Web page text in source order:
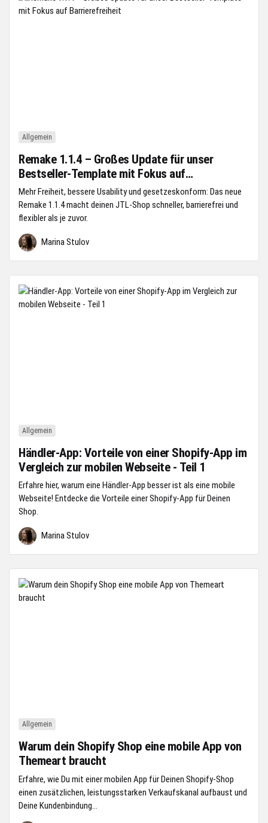
Allgemein
Remake 1.1.4 – Großes Update für unser
Bestseller-Template mit Fokus auf
Barrierefreiheit
Mehr Freiheit, bessere Usability und gesetzeskonform: Das neue
Remake 1.1.4 macht deinen JTL-Shop schneller, barrierefrei und
flexibler als je zuvor.
Marina Stulov
Allgemein
Händler-App: Vorteile von einer Shopify-App im
Vergleich zur mobilen Webseite - Teil 1
Erfahre hier, warum eine Händler-App besser ist als eine mobile
Webseite! Entdecke die Vorteile einer Shopify-App für Deinen
Shop.
Marina Stulov
Allgemein
Warum dein Shopify Shop eine mobile App von
Themeart braucht
Erfahre, wie Du mit einer mobilen App für Deinen Shopify-Shop
einen zusätzlichen, leistungsstarken Verkaufskanal aufbaust und
Deine Kundenbindung...